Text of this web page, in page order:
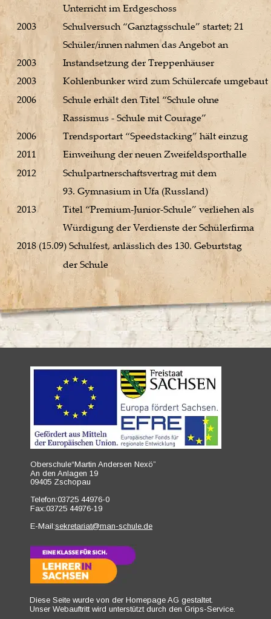
Diese Seite wurde von der Homepage AG gestaltet.
Unser Webauftritt wird unterstützt durch den Grips-Service
Oberschule“Martin Andersen Nexö”
An den Anlagen 19
09405 Zschopau
Telefon:03725 44976-0
Fax:03725 44976-19
E-Mail:sekretariat@man-schule.de
Unterricht im Erdgeschoss
2003
Schulversuch “Ganztagsschule” startet; 21
Schüler/innen nahmen das Angebot an
2003
Instandsetzung der Treppenhäuser
2003
Kohlenbunker wird zum Schülercafe umgebaut
2006
Schule erhält den Titel “Schule ohne
Rassismus - Schule mit Courage”
2006
Trendsportart “Speedstacking” hält einzug
2011
Einweihung der neuen Zweifeldsporthalle
2012
Schulpartnerschaftsvertrag mit dem
93. Gymnasium in Ufa (Russland)
2013
Titel “Premium-Junior-Schule” verliehen als
Würdigung der Verdienste der Schülerfirma
2018 (15.09) Schulfest, anlässlich des 130. Geburtstag
der Schule